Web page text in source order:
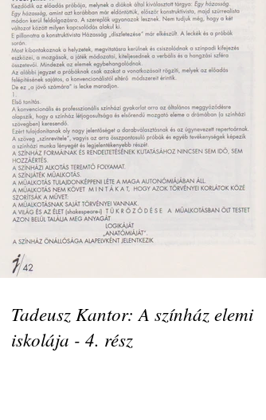
Tadeusz Kantor: A színház elemi
iskolája - 4. rész